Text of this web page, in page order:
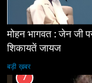
मोहन भागवत : जेन जी
शिकायतें जायज
बड़ी ख़बर
7